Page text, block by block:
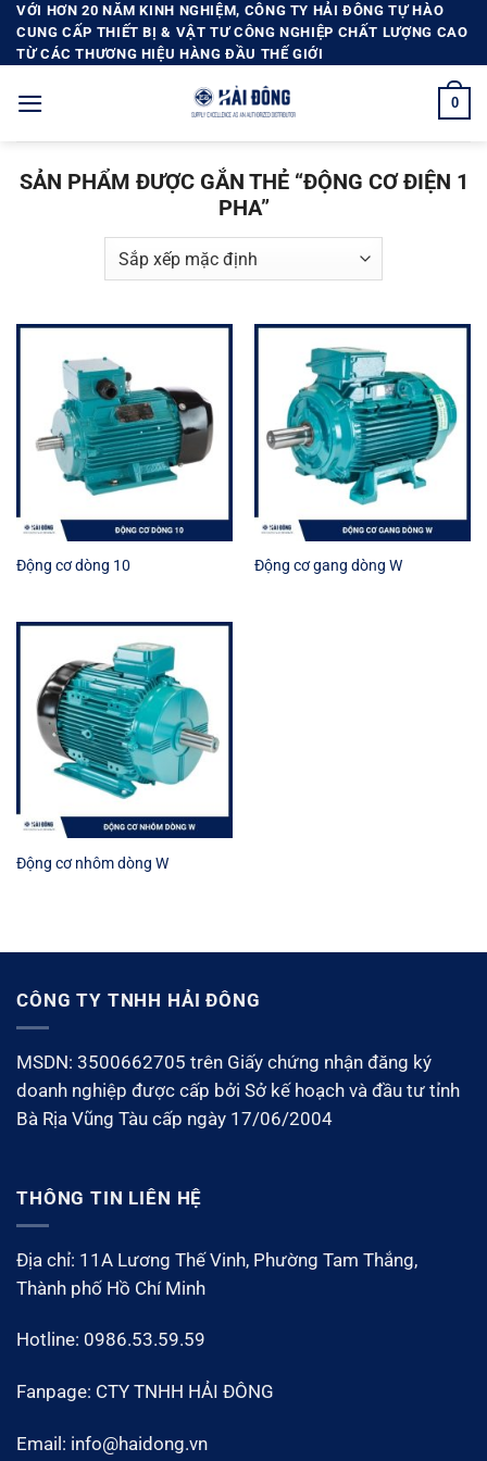
Bỏ
qua
nội
dung
VỚI HƠN 20 NĂM KINH NGHIỆM, CÔNG TY HẢI ĐÔNG TỰ HÀO
CUNG CẤP THIẾT BỊ & VẬT TƯ CÔNG NGHIỆP CHẤT LƯỢNG CAO
TỪ CÁC THƯƠNG HIỆU HÀNG ĐẦU THẾ GIỚI
0
SẢN PHẨM ĐƯỢC GẮN THẺ “ĐỘNG CƠ ĐIỆN 1
PHA”
Động cơ dòng 10 Động cơ gang dòng W
Động cơ nhôm dòng W
CÔNG TY TNHH HẢI ĐÔNG
MSDN: 3500662705 trên Giấy chứng nhận đăng ký
doanh nghiệp được cấp bởi Sở kế hoạch và đầu tư tỉnh
Bà Rịa Vũng Tàu cấp ngày 17/06/2004
THÔNG TIN LIÊN HỆ
Địa chỉ: 11A Lương Thế Vinh, Phường Tam Thắng,
Thành phố Hồ Chí Minh
Hotline: 0986.53.59.59
Fanpage: CTY TNHH HẢI ĐÔNG
Email: info@haidong.vn